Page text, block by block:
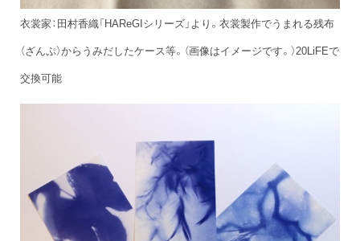
衣裳家：田村香織「HAReGIシリーズ」より。衣裳製作でうまれる残布
（ざんぷ）からうみだしたケース等。（画像はイメージです。）20LiFEで
交換可能